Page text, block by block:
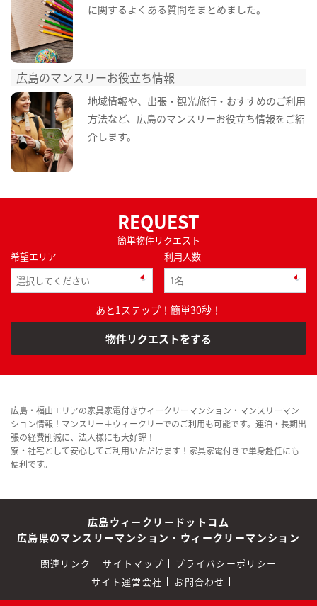
に関するよくある質問をまとめました。
広島のマンスリーお役立ち情報
地域情報や、出張・観光旅行・おすすめのご利用
方法など、広島のマンスリーお役立ち情報をご紹
介します。
REQUEST
簡単物件リクエスト
希望エリア
利用人数
あと1ステップ！簡単30秒！
物件リクエストをする
広島・福山エリアの家具家電付きウィークリーマンション・マンスリーマン
ション情報！マンスリー＋ウィークリーでのご利用も可能です。連泊・長期出
張の経費削減に、法人様にも大好評！
寮・社宅として安心してご利用いただけます！家具家電付きで単身赴任にも
便利です。
広島ウィークリードットコム
広島県のマンスリーマンション・ウィークリーマンション
関連リンク サイトマップ
プライバシーポリシー
サイト運営会社
お問合わせ